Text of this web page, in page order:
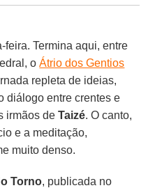
feira. Termina aqui, entre
oÁtrio dos Gentios
repleta de ideias,
diálogo entre crentes e
irmãos deTaizé. O canto,
e a meditação,
muito denso.
Torno, publicada no